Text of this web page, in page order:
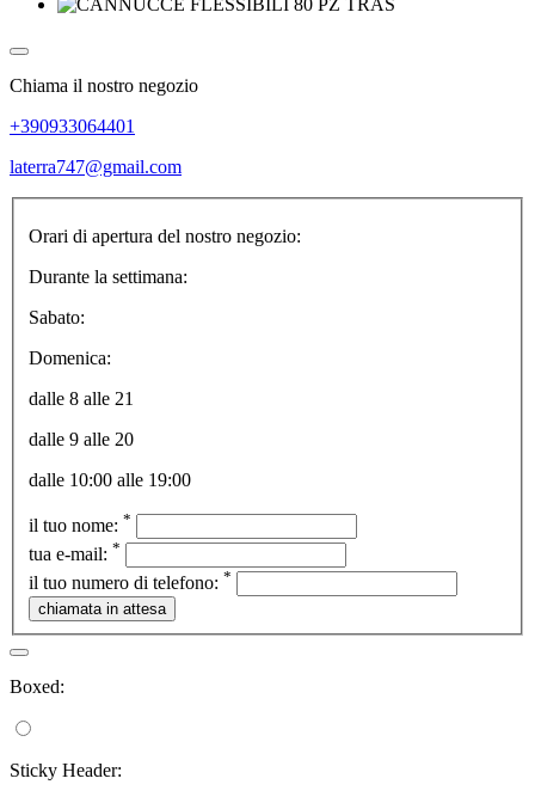
Chiama il nostro negozio
+390933064401
laterra747@gmail.com
Orari di apertura del nostro negozio:
Durante la settimana:
Sabato:
Domenica:
dalle 8 alle 21
dalle 9 alle 20
dalle 10:00 alle 19:00
il tuo nome: *
tua e-mail: *
il tuo numero di telefono: *
Boxed:
Sticky Header: